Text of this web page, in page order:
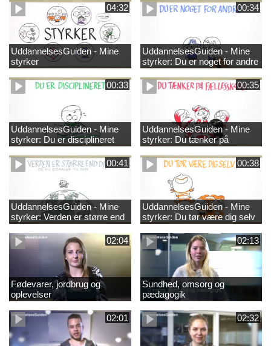
04:32
UddannelsesGuiden - Mine
styrker
00:34
UddannelsesGuiden - Mine
styrker: Du er noget for andre
00:33
UddannelsesGuiden - Mine
styrker: Du er disciplineret
00:35
UddannelsesGuiden - Mine
styrker: Du tænker på
fællesskabet
00:41
UddannelsesGuiden - Mine
styrker: Verden er større end
dig og du bidrager til den
00:38
UddannelsesGuiden - Mine
styrker: Du tør være dig selv
02:04
Fødevarer, jordbrug og
oplevelser
02:13
Sundhed, omsorg og
pædagogik
02:01 02:32